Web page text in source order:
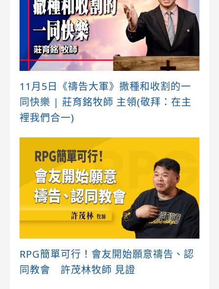
11月5日《禱告大軍》撒種和收割的一
同快樂 | 莊育銘牧師 主領(敬拜：在主
裡我們合一)
RPG簡單可行！會友開始願意禱告、認
同教會 許茂林牧師 見證